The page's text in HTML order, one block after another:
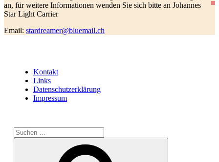
an, für weitere Informationen wenden Sie sich bitte an Johannes
Star Light Carrier
Email: stardreamer@bluemail.ch
Kontakt
Links
Datenschutzerklärung
Impressum
Suchen
nach: